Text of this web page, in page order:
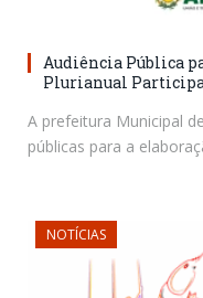
Audiência Pública
Plurianual
A prefeitura Municipal
públicas para a
NOTÍCIAS